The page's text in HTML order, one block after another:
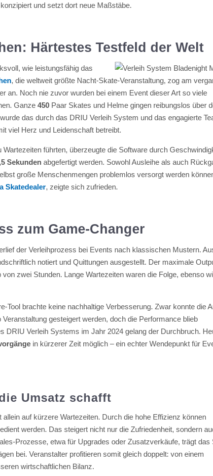
und setzt dort neue Maßstäbe.
Härtestes Testfeld der Welt
wie leistungsfähig das
, die weltweit größte Nacht-Skate-Veranstaltung, zog am
an. Noch nie zuvor wurden bei einem Event dieser Art so viele
Ganze450 Paar Skates und Helme gingen reibungslos über
das durch das DRIU Verleih System und das engagierte
viel Herz und Leidenschaft betreibt.
führten, überzeugte die Software durch
Sekunden abgefertigt werden. Sowohl Ausleihe als auch
große Menschenmengen problemlos versorgt werden
Skatedealer, zeigte sich zufrieden.
zum Game-Changer
der Verleihprozess bei Events nach klassischen Mustern.
notiert und Quittungen ausgestellt. Der maximale
zwei Stunden. Lange Wartezeiten waren die Folge, ebenso
Tool brachte keine nachhaltige Verbesserung. Zwar konnte die
gesteigert werden, doch die Performance blieb
DRIU Verleih Systems im Jahr 2024 gelang der Durchbruch.
in kürzerer Zeit möglich – ein echter Wendepunkt für
Umsatz schafft
auf kürzere Wartezeiten. Durch die hohe Effizienz können
werden. Das steigert nicht nur die Zufriedenheit, sondern
Prozesse, etwa für Upgrades oder Zusatzverkäufe, trägt das
bei. Veranstalter profitieren somit gleich doppelt: von einem
wirtschaftlichen Bilanz.